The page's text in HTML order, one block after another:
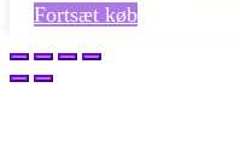
Fortsæt køb